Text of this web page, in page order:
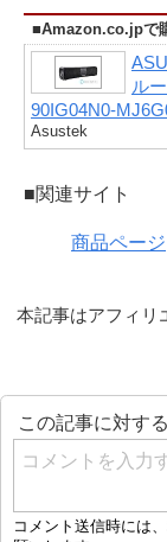
■Amazon.co.jpで
ル
90IG04N0-
Asustek
■関連サイト
商品ページ
本記事はアフィリ